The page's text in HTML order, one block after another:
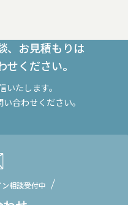
、お見積もりは
ください。
いたします。
合わせください。
相談受付中